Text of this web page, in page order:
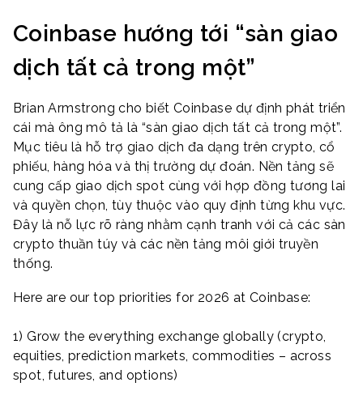
Coinbase hướng tới “sàn giao
dịch tất cả trong một”
Brian Armstrong cho biết Coinbase dự định phát triển
cái mà ông mô tả là “sàn giao dịch tất cả trong một”.
Mục tiêu là hỗ trợ giao dịch đa dạng trên crypto, cổ
phiếu, hàng hóa và thị trường dự đoán. Nền tảng sẽ
cung cấp giao dịch spot cùng với hợp đồng tương lai
và quyền chọn, tùy thuộc vào quy định từng khu vực.
Đây là nỗ lực rõ ràng nhằm cạnh tranh với cả các sàn
crypto thuần túy và các nền tảng môi giới truyền
thống.
Here are our top priorities for 2026 at Coinbase:
1) Grow the everything exchange globally (crypto,
equities, prediction markets, commodities – across
spot, futures, and options)